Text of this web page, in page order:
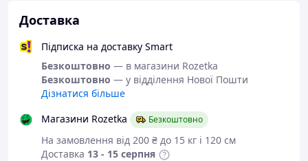
Вам сподобалася модель
і Ви вирішили купити?
Зателефонуйте 067-9272731 / 050-
9336271 і уточніть наявність
необхідного Вам розміру.
Або задайте запитання на
simashkevichr@ukr.net
Всі товари магазину -->
Доставка
Підписка на доставку Smart
Безкоштовно — в магазини Rozetka
Безкоштовно — у відділення Нової Пошти
Дізнатися більше
Магазини Rozetka
Безкоштовно
На замовлення від 200 ₴ до 15 кг і 120 см
Доставка 13 - 15 серпня